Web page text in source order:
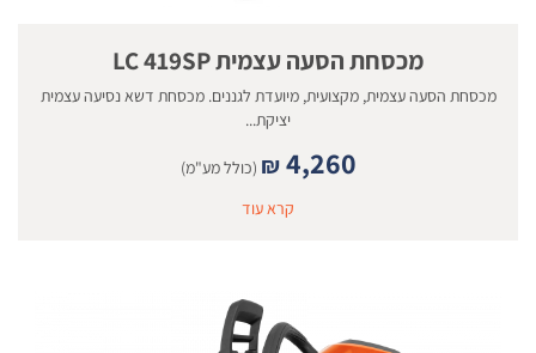
מכסחת הסעה עצמית LC 419SP
מכסחת הסעה עצמית, מקצועית, מיועדת לגננים. מכסחת דשא נסיעה עצמית
יציקת...
₪ 4,260
(כולל מע"מ)
קרא עוד